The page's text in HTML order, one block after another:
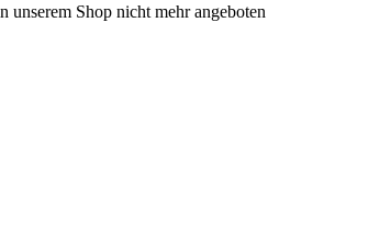
unserem Shop nicht mehr angeboten